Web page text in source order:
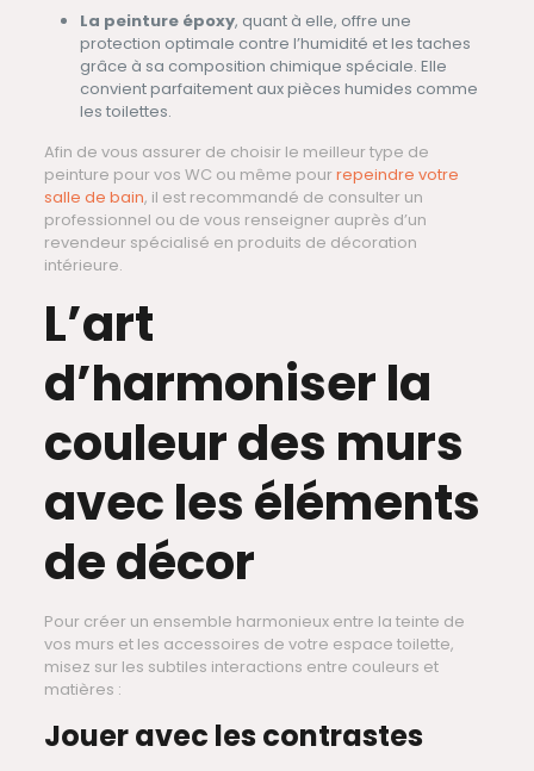
La peinture époxy, quant à elle, offre une
protection optimale contre l’humidité et les taches
grâce à sa composition chimique spéciale. Elle
convient parfaitement aux pièces humides comme
les toilettes.
Afin de vous assurer de choisir le meilleur type de
peinture pour vos WC ou même pourrepeindre votre
salle de bain, il est recommandé de consulter un
professionnel ou de vous renseigner auprès d’un
revendeur spécialisé en produits de décoration
intérieure.
L’art
d’harmoniser la
couleur des murs
avec les éléments
de décor
Pour créer un ensemble harmonieux entre la teinte de
vos murs et les accessoires de votre espace toilette,
misez sur les subtiles interactions entre couleurs et
matières :
Jouer avec les contrastes